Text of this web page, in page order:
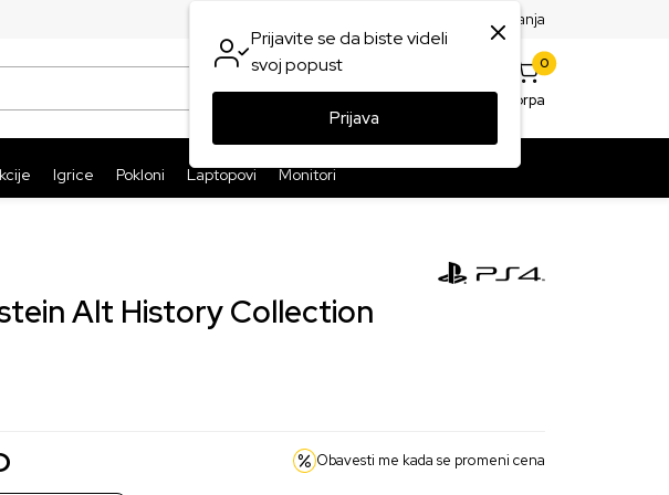
Najčešća pitanja
Omiljeno
0
Korpa
Igrice Pokloni Laptopovi Monitori
Alt History Collection
Obavesti me kada se promeni cena
Prijavite se da biste videli
svoj popust
Prijava